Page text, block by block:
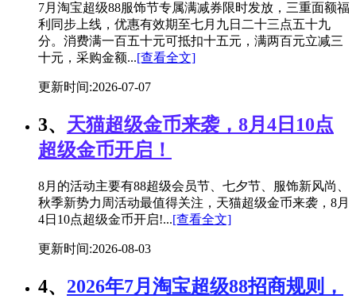
7月淘宝超级88服饰节专属满减券限时发放，三重面额福
利同步上线，优惠有效期至七月九日二十三点五十九
分。消费满一百五十元可抵扣十五元，满两百元立减三
十元，采购金额...[查看全文]
更新时间:2026-07-07
3、 天猫超级金币来袭，8月4日10点
超级金币开启！
8月的活动主要有88超级会员节、七夕节、服饰新风尚、
秋季新势力周活动最值得关注，天猫超级金币来袭，8月
4日10点超级金币开启!...[查看全文]
更新时间:2026-08-03
4、 2026年7月淘宝超级88招商规则，